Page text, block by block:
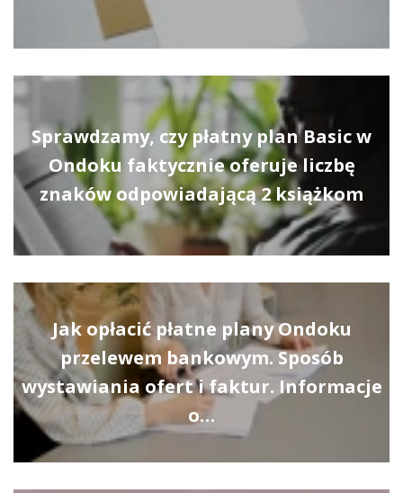
Sprawdzamy, czy płatny plan Basic w
Ondoku faktycznie oferuje liczbę
znaków odpowiadającą 2 książkom
Jak opłacić płatne plany Ondoku
przelewem bankowym. Sposób
wystawiania ofert i faktur. Informacje
o…